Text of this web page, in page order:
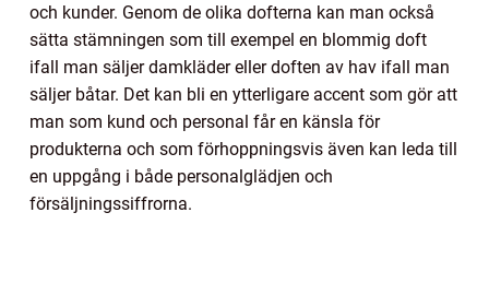
och kunder. Genom de olika dofterna kan man också
sätta stämningen som till exempel en blommig doft
ifall man säljer damkläder eller doften av hav ifall man
säljer båtar. Det kan bli en ytterligare accent som gör att
man som kund och personal får en känsla för
produkterna och som förhoppningsvis även kan leda till
en uppgång i både personalglädjen och
försäljningssiffrorna.